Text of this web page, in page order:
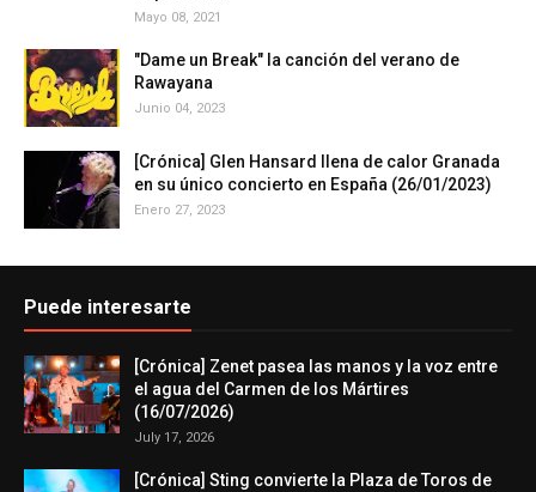
Mayo 08, 2021
"Dame un Break" la canción del verano de
Rawayana
Junio 04, 2023
[Crónica] Glen Hansard llena de calor Granada
en su único concierto en España (26/01/2023)
Enero 27, 2023
Puede interesarte
[Crónica] Zenet pasea las manos y la voz entre
el agua del Carmen de los Mártires
(16/07/2026)
July 17, 2026
[Crónica] Sting convierte la Plaza de Toros de